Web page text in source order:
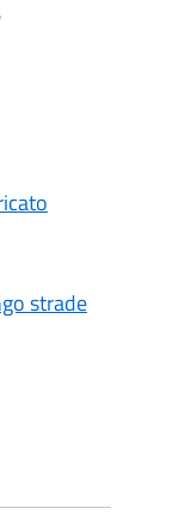
strade